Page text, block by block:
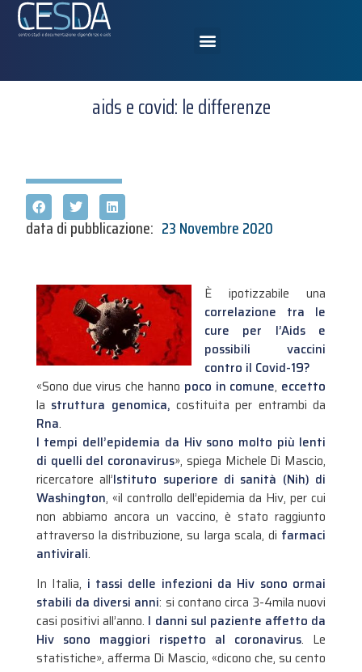
aids e covid: le differenze
data di pubblicazione: 23 Novembre 2020
È ipotizzabile una
correlazione tra le
cure per l’Aids e
possibili vaccini
contro il Covid-19?
«Sono due virus che hanno poco in comune, eccetto
la struttura genomica, costituita per entrambi da
Rna.
I tempi dell’epidemia da Hiv sono molto più lenti
di quelli del coronavirus», spiega Michele Di Mascio,
ricercatore all’Istituto superiore di sanità (Nih) di
Washington, «il controllo dell’epidemia da Hiv, per cui
non abbiamo ancora un vaccino, è stato raggiunto
attraverso la distribuzione, su larga scala, di farmaci
antivirali.
In Italia, i tassi delle infezioni da Hiv sono ormai
stabili da diversi anni: si contano circa 3-4mila nuovi
casi positivi all’anno. I danni sul paziente affetto da
Hiv sono maggiori rispetto al coronavirus. Le
statistiche», afferma Di Mascio, «dicono che, su cento